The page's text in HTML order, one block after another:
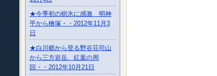
★今季初の樹氷に感激 明神
平から檜塚・・2012年11月3
日
★白川郷から登る野谷荘司山
から三方岩岳、紅葉の周
回・・2012年10月21日